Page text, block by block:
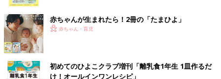
Ｑ 体調不良で食欲がないときは、無理に食べさせなくて大丈
夫？（１歳５ケ月・女の子）
Ａ 消化のいいものを与えるのが基本。無理せず水分補給を優先
しても
きるだけ食べられるように工夫してみて。発熱などでぐったりし
赤ちゃんが生まれたら！2冊の「たまひよ」
赤ちゃん・育児
初めてのひよこクラブ増刊「離乳食1年生 1皿作るだ
け！オールインワン​レシピ」